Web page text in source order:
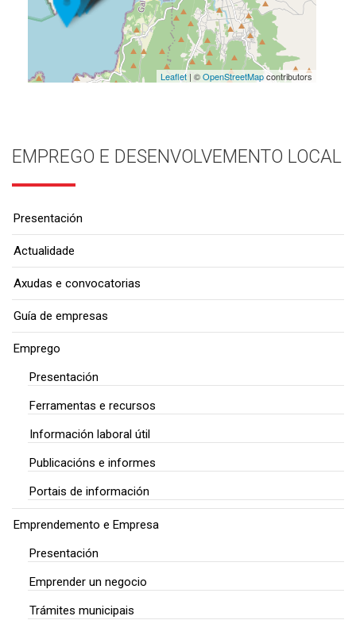
Leaflet| ©OpenStreetMapcontributors
EMPREGO E DESENVOLVEMENTO LOCAL
Presentación
Actualidade
Axudas e convocatorias
Guía de empresas
Emprego
Presentación
Ferramentas e recursos
Información laboral útil
Publicacións e informes
Portais de información
Emprendemento e Empresa
Presentación
Emprender un negocio
Trámites municipais